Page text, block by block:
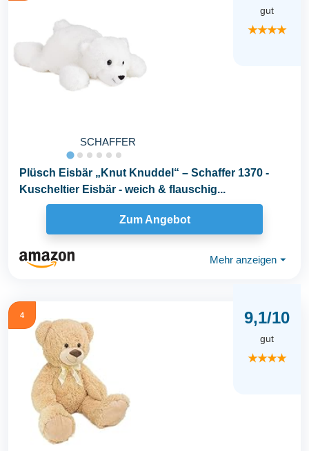
SCHAFFER
gut
★★★★
Plüsch Eisbär „Knut Knuddel“ – Schaffer 1370 -
Kuscheltier Eisbär - weich & flauschig...
Zum Angebot
Mehr anzeigen ⏷
4 9,1/10
gut
★★★★